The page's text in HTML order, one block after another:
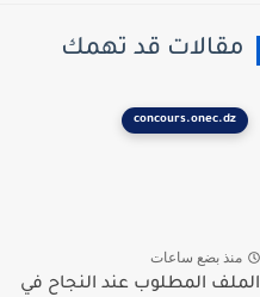
قد تهمك
concours.onec.dz
بضع ساعات
المطلوب عند النجاح في